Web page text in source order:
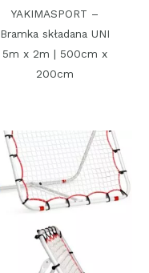
YAKIMASPORT –
Bramka składana UNI
5m x 2m | 500cm x
200cm